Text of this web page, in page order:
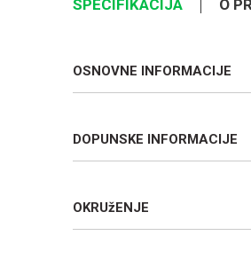
SPECIFIKACIJA O
OSNOVNE INFORMACIJE
DOPUNSKE INFORMACIJE
OKRUžENJE